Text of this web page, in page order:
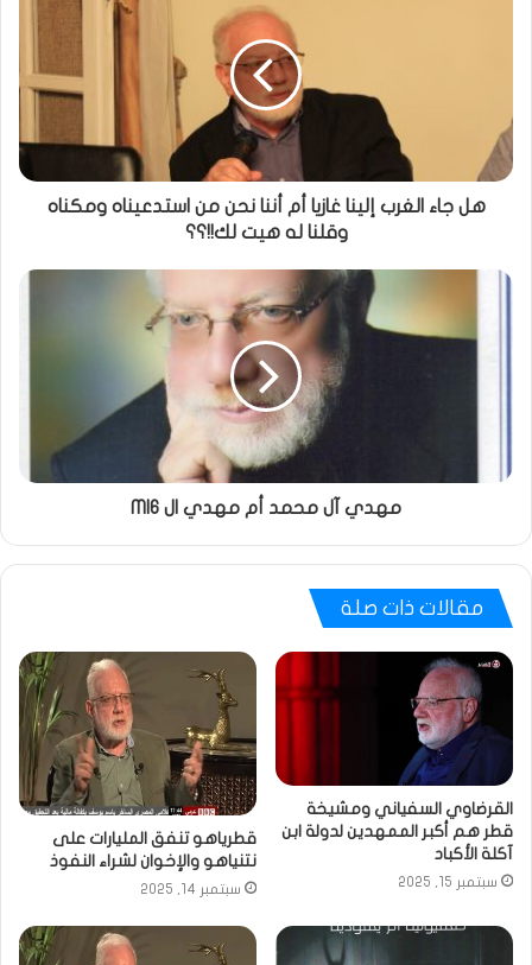
هل جاء الغرب إلينا غازيا أم أننا نحن من استدعيناه ومكناه
وقلنا له هيت لك!!؟؟
مهدي آل محمد أم مهدي ال MI6
مقالات ذات صلة
القرضاوي السفياني ومشيخة
قطر هم أكبر الممهدين لدولة ابن
آكلة الأكباد
سبتمبر 15, 2025
قطرياهو تنفق المليارات على
نتنياهو والإخوان لشراء النفوذ
سبتمبر 14, 2025